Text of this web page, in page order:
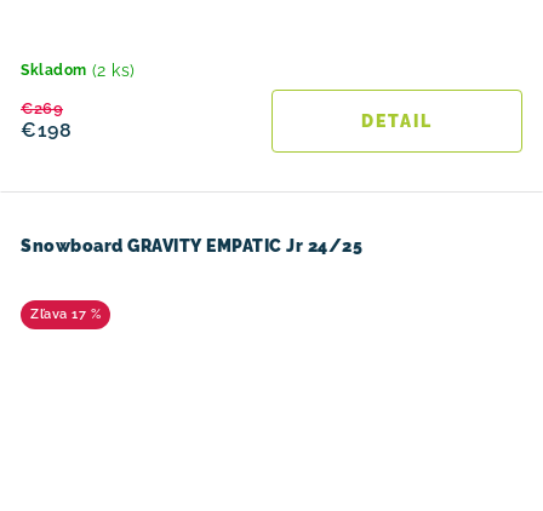
Skladom (2 ks)
€198
€269
DETAIL
Snowboard GRAVITY EMPATIC Jr 24/25
17 %